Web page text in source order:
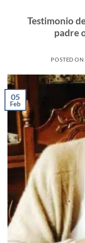
Testimonio
padre
POSTED ON
05
Feb